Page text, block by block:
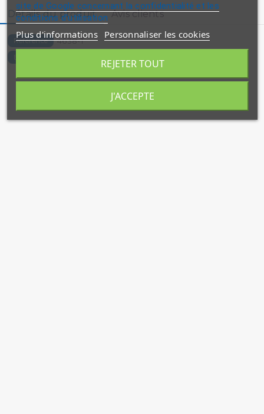
Détails du produit Avis clients
Référence 4638-T
EAN13
site de Google concernant la confidentialité et les
conditions d'utilisation
Plus d'informations Personnaliser les cookies
REJETER TOUT
J'ACCEPTE